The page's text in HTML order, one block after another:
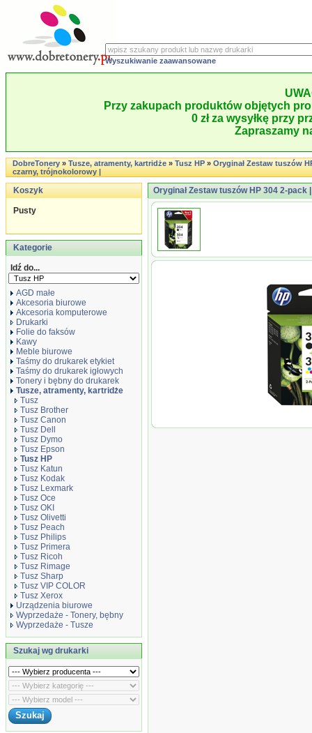
Wyszukiwanie zaawansowane
Przy zakupach produktów objętych
0 zł za wysyłkę przy
Zapraszamy
DobreTonery»Tusze, atramenty, kartridże»Tusz HP»Oryginał Zestaw tuszów
czarny, trójnokolorowy |
Koszyk
Pusty
Kategorie
Idź do...
AGD małe
Akcesoria biurowe
Akcesoria komputerowe
Drukarki
Folie do faksów
Kawy
Meble biurowe
Taśmy do drukarek etykiet
Taśmy do drukarek igłowych
Tonery i bębny do drukarek
Tusze, atramenty, kartridże
Tusz
Tusz Brother
Tusz Canon
Tusz Dell
Tusz Dymo
Tusz Epson
Tusz HP
Tusz Katun
Tusz Kodak
Tusz Lexmark
Tusz Oce
Tusz OKI
Tusz Olivetti
Tusz Peach
Tusz Philips
Tusz Primera
Tusz Ricoh
Tusz Rimage
Tusz Sharp
Tusz VIP COLOR
Tusz Xerox
Urządzenia biurowe
Wyprzedaże - Tonery, bębny
Wyprzedaże - Tusze
Szukaj wg drukarki
Oryginał Zestaw tuszów HP 304 2-
2-pack |